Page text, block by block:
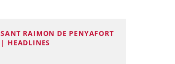
SANT RAIMON DE PENYAFORT
| HEADLINES